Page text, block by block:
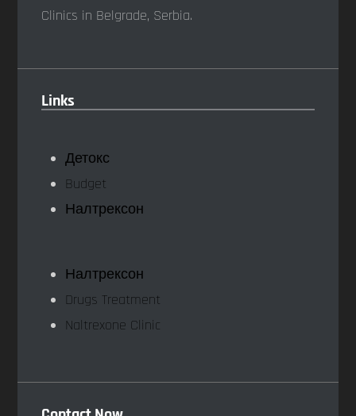
Clinics in Belgrade, Serbia.
Links
Детокс
Budget
Налтрексон
Налтрексон
Drugs Treatment
Naltrexone Clinic